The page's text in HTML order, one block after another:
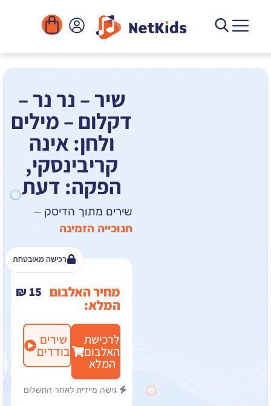
שיר – נר נר –
דקלום – מילים
ולחן: אינה
קריבינסקי,
הפקה: דעת
שירים מתוך הדיסק –
חנוכייה הזמינה
מחיר האלבום ₪15
שירים
בודדים
גישה מיידית לאחר התשלום
רכישה מאובטחת